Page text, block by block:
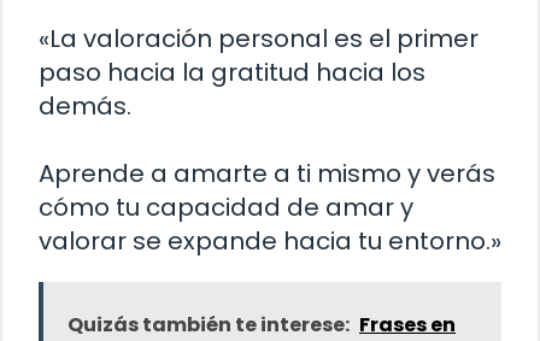
«La valoración personal es el primer
paso hacia la gratitud hacia los
demás.
Aprende a amarte a ti mismo y verás
cómo tu capacidad de amar y
valorar se expande hacia tu entorno.»
Quizás también te interese: Frases en